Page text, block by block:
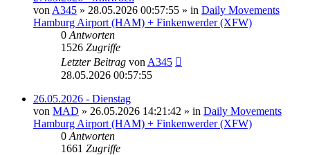
von A345 » 28.05.2026 00:57:55 » in Daily Movements
Hamburg Airport (HAM) + Finkenwerder (XFW)
0 Antworten
1526 Zugriffe
Letzter Beitrag von A345
28.05.2026 00:57:55
26.05.2026 - Dienstag
von MAD » 26.05.2026 14:21:42 » in Daily Movements
Hamburg Airport (HAM) + Finkenwerder (XFW)
0 Antworten
1661 Zugriffe